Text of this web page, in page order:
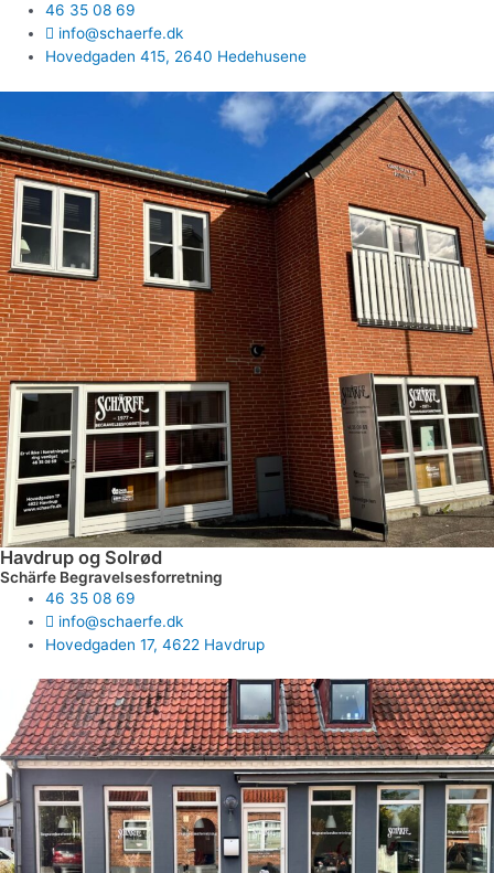
46 35 08 69
info@schaerfe.dk
Hovedgaden 415, 2640 Hedehusene
Havdrup og Solrød
Schärfe Begravelsesforretning
46 35 08 69
info@schaerfe.dk
Hovedgaden 17, 4622 Havdrup